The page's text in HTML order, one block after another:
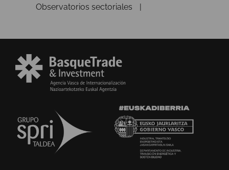
Observatorios sectoriales